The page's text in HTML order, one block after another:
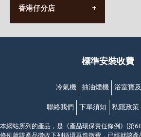
香港堅尼地城卑路乍街
(堅尼地城地鐵站B出口)
營業時間:
(10:00am-20:30pm)
香港仔分店
營業時間:
香港香港仔成都道20-28號
(黃竹坑地鐵站轉4M專線小巴)
標準安裝收費
冷氣機 抽油煙機 浴室寶
聯絡我們 下單須知 私隱政策
本網站所列的產品，是《產品環保責任條例》(第